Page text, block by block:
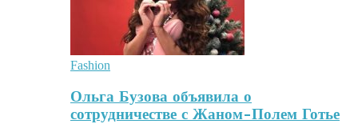
Fashion
Ольга Бузова объявила о
сотрудничестве с Жаном-Полем Готье